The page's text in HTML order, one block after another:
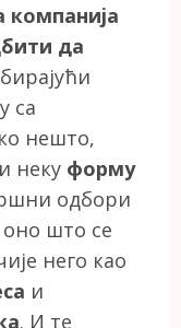
компанија
да
са
нешто,
неку форму
одбори
оно што се
него као
и
. И те